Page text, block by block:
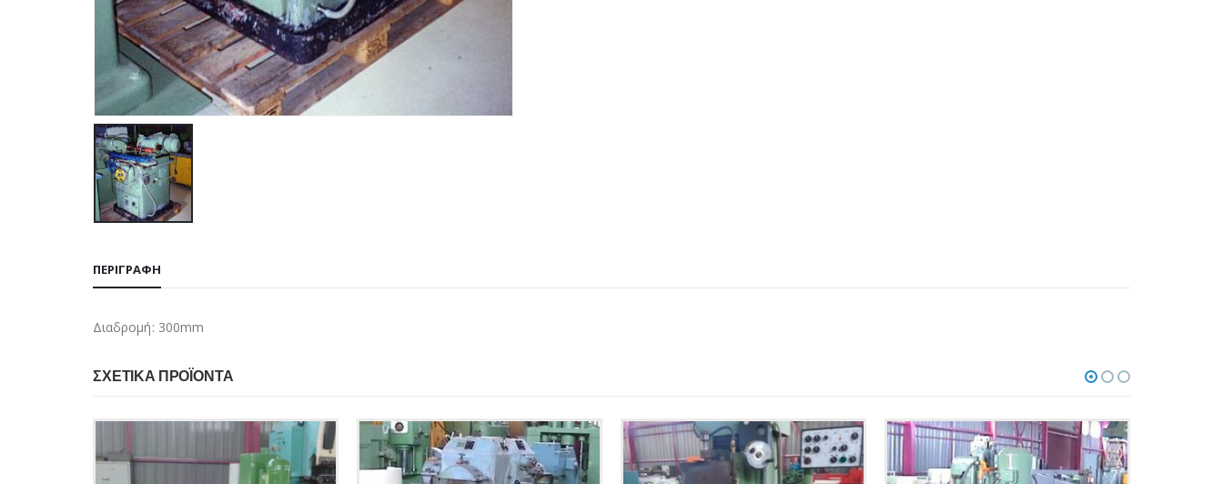
ΠΕΡΙΓΡΑΦΉ
Διαδρομή: 300mm
ΣΧΕΤΙΚΆ ΠΡΟΪΌΝΤΑ